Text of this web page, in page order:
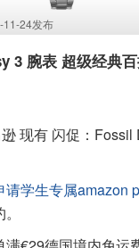
11-24发布
3 腕表 超级经典
现有 闪促：Fossil
请学生专属amazon